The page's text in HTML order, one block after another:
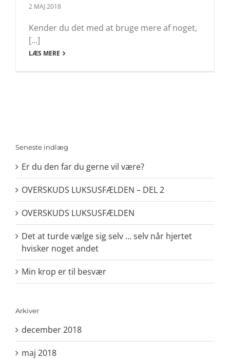
2 MAJ 2018
Kender du det med at bruge mere af noget,
[...]
LÆS MERE
Seneste indlæg
Er du den far du gerne vil være?
OVERSKUDS LUKSUSFÆLDEN – DEL 2
OVERSKUDS LUKSUSFÆLDEN
Det at turde vælge sig selv … selv når hjertet
hvisker noget andet
Min krop er til besvær
Arkiver
december 2018
maj 2018